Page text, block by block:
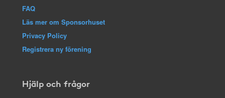
FAQ
Läs mer om Sponsorhuset
Privacy Policy
Registrera ny förening
Hjälp och frågor